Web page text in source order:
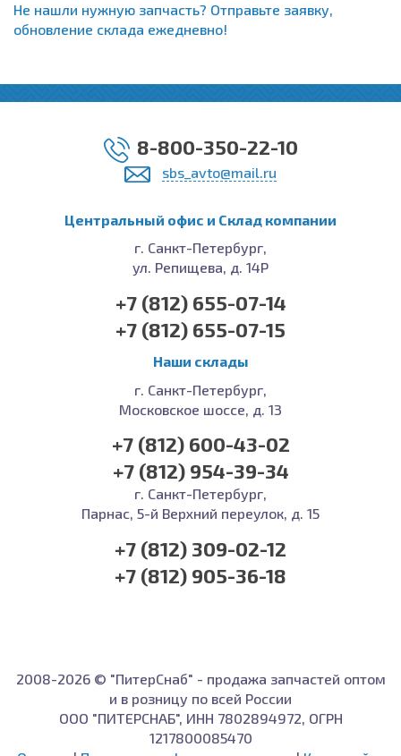
Не нашли нужную запчасть? Отправьте заявку,
обновление склада ежедневно!
8-800-350-22-10
sbs_avto@mail.ru
Центральный офис и Cклад компании
г. Санкт-Петербург,
ул. Репищева, д. 14Р
+7 (812) 655-07-14
+7 (812) 655-07-15
Наши склады
г. Санкт-Петербург,
Московское шоссе, д. 13
+7 (812) 600-43-02
+7 (812) 954-39-34
г. Санкт-Петербург,
Парнас, 5-й Верхний переулок, д. 15
+7 (812) 309-02-12
+7 (812) 905-36-18
2008-2026 © "ПитерСнаб" - продажа запчастей оптом
и в розницу по всей России
ООО "ПИТЕРСНАБ", ИНН 7802894972, ОГРН
1217800085470